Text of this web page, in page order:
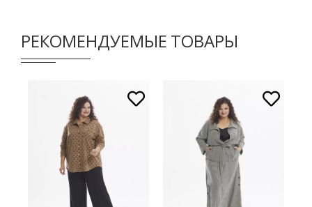
РЕКОМЕНДУЕМЫЕ ТОВАРЫ